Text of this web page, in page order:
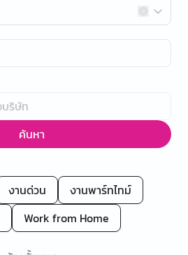
ค้นหา
งานด่วน
งานพาร์ทไทม์
Work from Home